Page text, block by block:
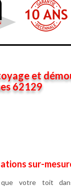
et
62129
sur-
que votre toit